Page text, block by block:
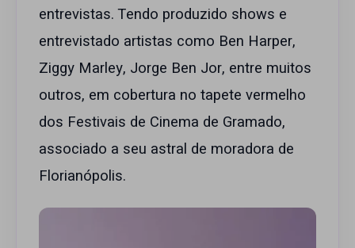
entrevistas. Tendo produzido shows e
entrevistado artistas como Ben Harper,
Ziggy Marley, Jorge Ben Jor, entre muitos
outros, em cobertura no tapete vermelho
dos Festivais de Cinema de Gramado,
associado a seu astral de moradora de
Florianópolis.